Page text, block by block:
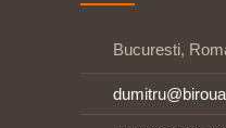
Bucuresti,